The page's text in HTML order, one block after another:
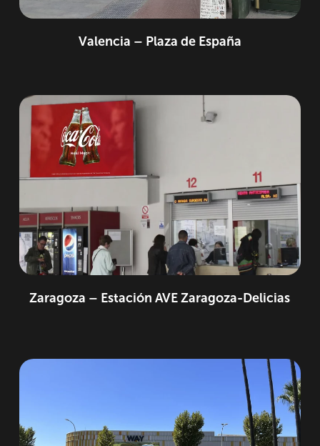
Valencia – Plaza de España
Zaragoza – Estación AVE Zaragoza-Delicias